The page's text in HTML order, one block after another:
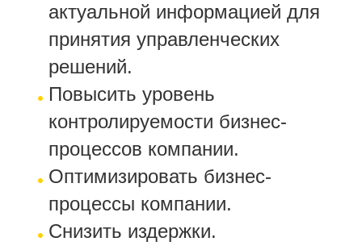
актуальной информацией для
принятия управленческих
решений.
Повысить уровень
контролируемости бизнес-
процессов компании.
Оптимизировать бизнес-
процессы компании.
Снизить издержки.